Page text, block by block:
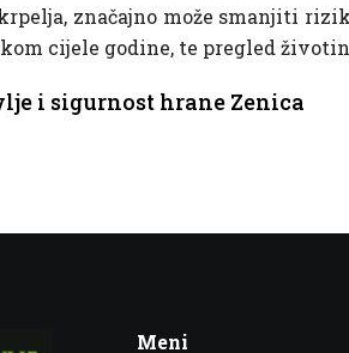
značajno može smanjiti
cijele godine, te pregled
i sigurnost hrane Zenica
Meni